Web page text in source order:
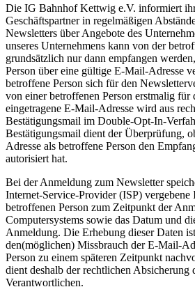
Die IG Bahnhof Kettwig e.V. informiert
Geschäftspartner in regelmäßigen
Newsletters über Angebote des
unseres Unternehmens kann von der
grundsätzlich nur dann empfangen
Person über eine gültige E-Mail-Adresse
betroffene Person sich für den
von einer betroffenen Person erstmalig für
eingetragene E-Mail-Adresse wird aus
Bestätigungsmail im Double-Opt-In-
Bestätigungsmail dient der Überprüfung,
Adresse als betroffene Person den
autorisiert hat.
Bei der Anmeldung zum Newsletter
Internet-Service-Provider (ISP) vergebene
betroffenen Person zum Zeitpunkt der
Computersystems sowie das Datum und
Anmeldung. Die Erhebung dieser Daten
den(möglichen) Missbrauch der E-Mail-
Person zu einem späteren Zeitpunkt
dient deshalb der rechtlichen Absicherung
Verantwortlichen.